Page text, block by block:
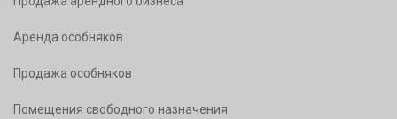
Аренда особняков
Продажа особняков
Помещения свободного назначения